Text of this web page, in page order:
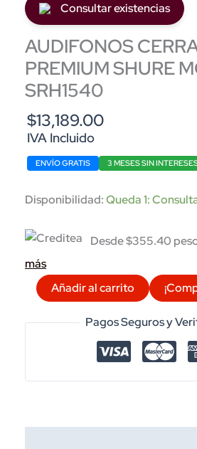
Consultar existencias
AUDIFONOS
PREMIUM SHURE
SRH1540
$13,189.00
IVA Incluido
ENVÍO GRATIS 3 MESES SIN
Disponibilidad:Queda 1:
Desde $355.40
más
AUDIFONOS
CERRADOS
Añadir al carrito
Pagos Seguros y